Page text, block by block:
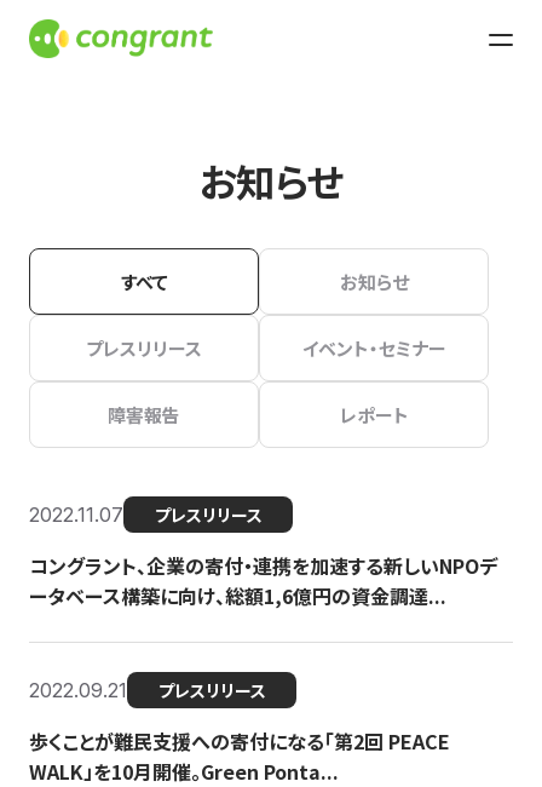
お知らせ
すべて お知らせ
プレスリリース イベント・セミナー
障害報告 レポート
2022.11.07 プレスリリース
コングラント、企業の寄付・連携を加速する新しいNPOデ
ータベース構築に向け、総額1,6億円の資金調達...
2022.09.21 プレスリリース
歩くことが難民支援への寄付になる「第2回 PEACE
WALK」を10月開催。Green Ponta...